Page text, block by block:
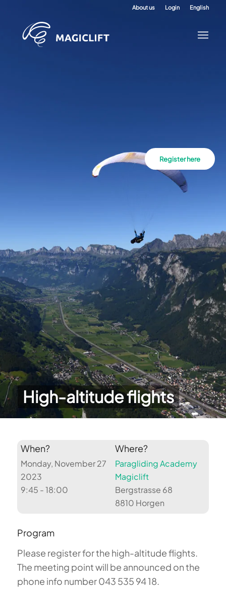
About us Login English
High-altitude flights
Register here
When?
Monday, November 27
2023
9:45 - 18:00
Where?
Paragliding Academy
Magiclift
Bergstrasse 68
8810 Horgen
Program
Please register for the high-altitude flights.
The meeting point will be announced on the
phone info number 043 535 94 18.